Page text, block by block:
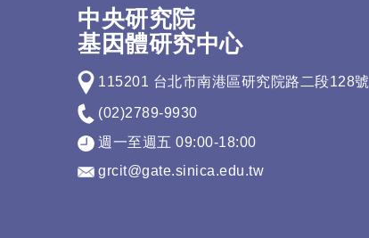
中央研究院
基因體研究中心
115201 台北市南港區研究院路二段128號
(02)2789-9930
週一至週五 09:00-18:00
grcit@gate.sinica.edu.tw